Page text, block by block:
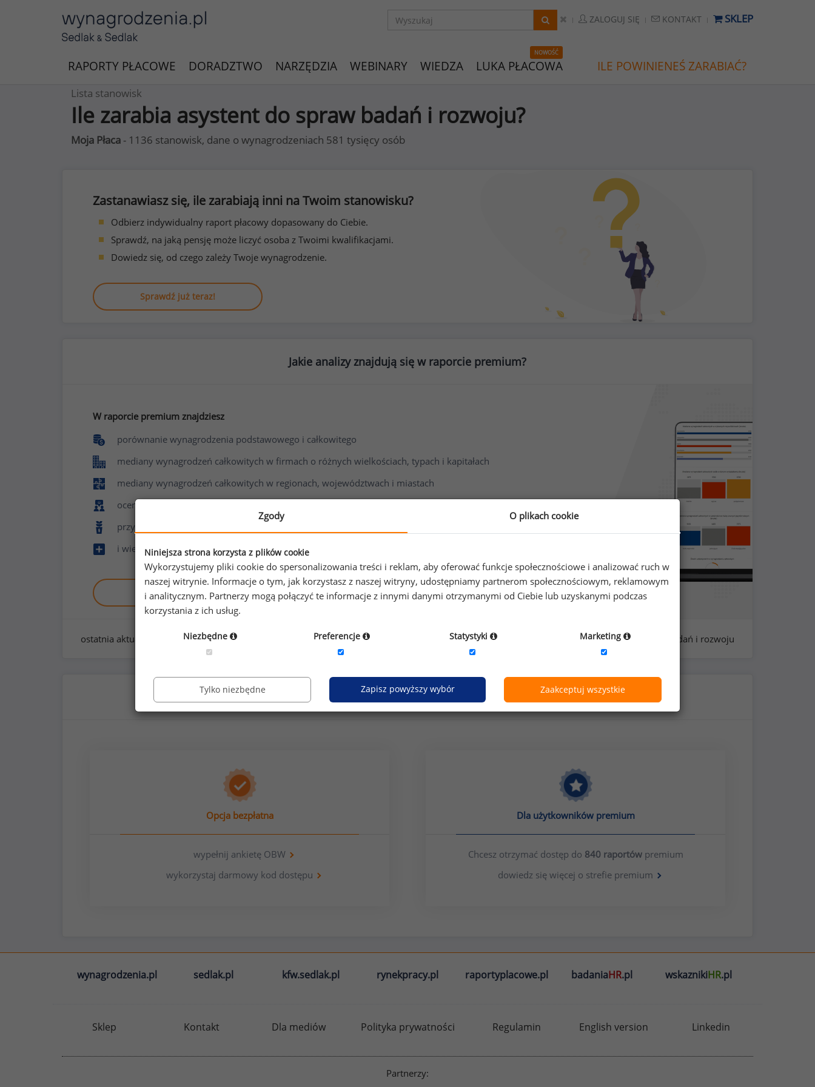
ZALOGUJ SIĘ KONTAKT SKLEP
RAPORTY PŁACOWE DORADZTWO NARZĘDZIA WEBINARY WIEDZA
NOWOŚĆ
LUKA PŁACOWA ILE POWINIENEŚ ZARABIAĆ?
Lista stanowisk
Ile zarabia asystent do spraw badań i rozwoju?
Moja Płaca - 1136 stanowisk, dane o wynagrodzeniach 581 tysięcy osób
Zastanawiasz się, ile zarabiają inni na Twoim stanowisku?
Odbierz indywidualny raport płacowy dopasowany do Ciebie.
Sprawdź, na jaką pensję może liczyć osoba z Twoimi kwalifikacjami.
Dowiedz się, od czego zależy Twoje wynagrodzenie.
Sprawdź już teraz!
Jakie analizy znajdują się w raporcie premium?
W raporcie premium znajdziesz
porównanie wynagrodzenia podstawowego i całkowitego
mediany wynagrodzeń całkowitych w firmach o różnych wielkościach, typach i kapitałach
mediany wynagrodzeń całkowitych w regionach, województwach i miastach
ocenę poziomu zadowolenia z pracy i wynagrodzenia
przyznawane benefity
i wiele innych
Zobacz raport demo
ostatnia aktualizacja: styczeń 2026 grupa stanowisk: próba: 115 - asystentów do spraw badań i rozwoju
Jak uzyskać dostęp do raportu?
Opcja bezpłatna
wypełnij ankietę OBW
wykorzystaj darmowy kod dostępu
Dla użytkowników premium
Chcesz otrzymać dostęp do 840 raportówpremium
dowiedz się więcej o strefie premium
wynagrodzenia.pl sedlak.pl kfw.sedlak.pl rynekpracy.pl raportyplacowe.pl badaniaHR.pl wskaznikiHR.pl
Sklep Kontakt Dla mediów Polityka prywatności Regulamin English version Linkedin
Partnerzy:
Zgody O plikach cookie
Niniejsza strona korzysta z plików cookie
Wykorzystujemy pliki cookie do spersonalizowania treści i reklam, aby oferować funkcje społecznościowe i analizować ruch w
naszej witrynie. Informacje o tym, jak korzystasz z naszej witryny, udostępniamy partnerom społecznościowym, reklamowym
i analitycznym. Partnerzy mogą połączyć te informacje z innymi danymi otrzymanymi od Ciebie lub uzyskanymi podczas
korzystania z ich usług.
Niezbędne Preferencje Statystyki Marketing
Tylko niezbędne Zapisz powyższy wybór Zaakceptuj wszystkie